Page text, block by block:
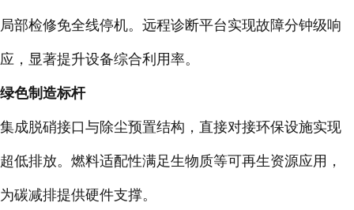
局部检修免全线停机。远程诊断平台实现故障分钟级响
应，显著提升设备综合利用率。
绿色制造标杆
集成脱硝接口与除尘预置结构，直接对接环保设施实现
超低排放。燃料适配性满足生物质等可再生资源应用，
为碳减排提供硬件支撑。